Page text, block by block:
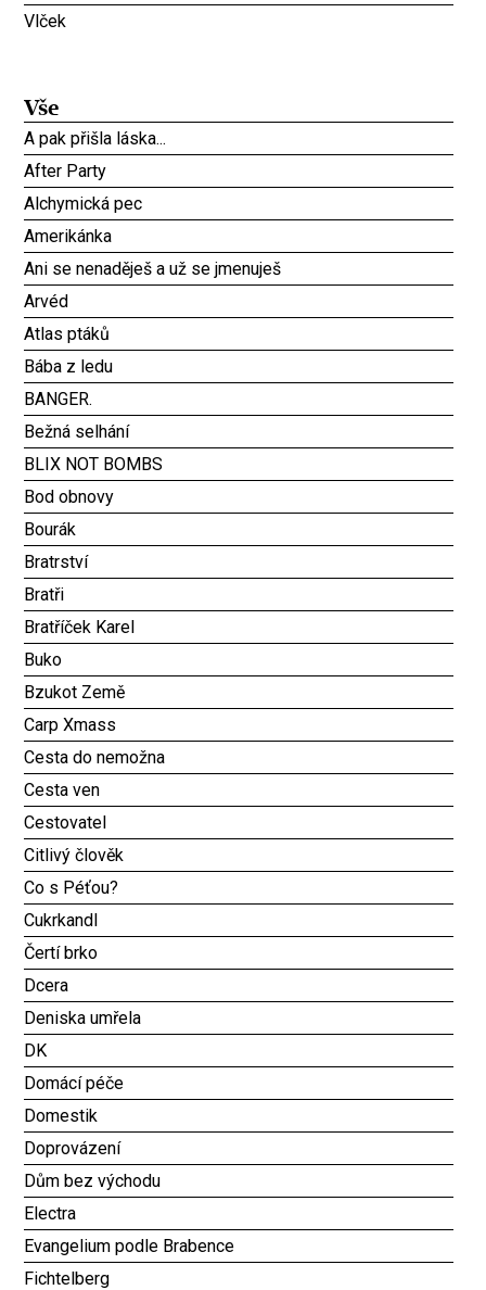
Vlček
Vše
A pak přišla láska...
After Party
Alchymická pec
Amerikánka
Ani se nenaděješ a už se jmenuješ
Arvéd
Atlas ptáků
Bába z ledu
BANGER.
Bežná selhání
BLIX NOT BOMBS
Bod obnovy
Bourák
Bratrství
Bratři
Bratříček Karel
Buko
Bzukot Země
Carp Xmass
Cesta do nemožna
Cesta ven
Cestovatel
Citlivý člověk
Co s Péťou?
Cukrkandl
Čertí brko
Dcera
Deniska umřela
DK
Domácí péče
Domestik
Doprovázení
Dům bez východu
Electra
Evangelium podle Brabence
Fichtelberg